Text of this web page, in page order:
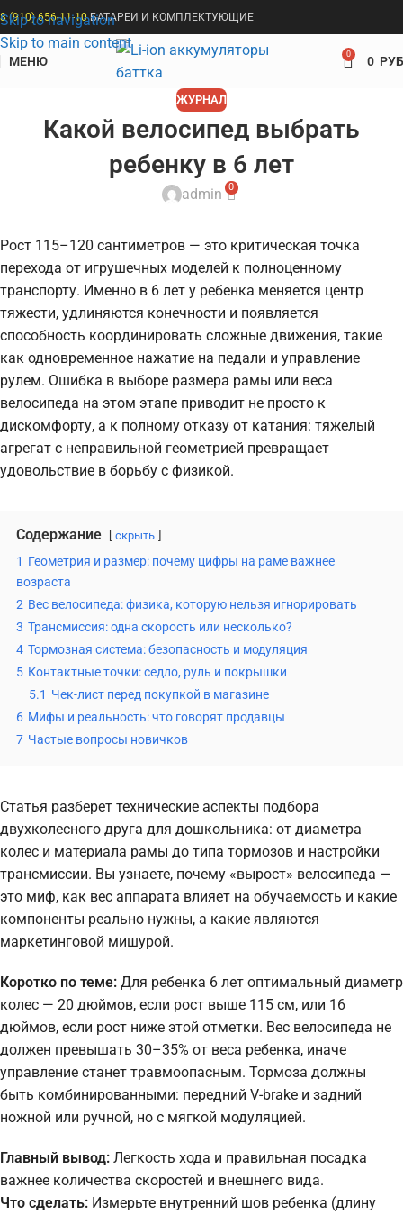
Skip to navigation
Skip to main content
8 (910) 656-11-10БАТАРЕИ И КОМПЛЕКТУЮЩИЕ
МЕНЮ 0 0
ЖУРНАЛ
Какой велосипед выбрать
ребенку в 6 лет
admin 0
Рост 115–120 сантиметров — это критическая точка
перехода от игрушечных моделей к полноценному
транспорту. Именно в 6 лет у ребенка меняется центр
тяжести, удлиняются конечности и появляется
способность координировать сложные движения, такие
как одновременное нажатие на педали и управление
рулем. Ошибка в выборе размера рамы или веса
велосипеда на этом этапе приводит не просто к
дискомфорту, а к полному отказу от катания: тяжелый
агрегат с неправильной геометрией превращает
удовольствие в борьбу с физикой.
Содержание скрыть
1 Геометрия и размер: почему цифры на раме важнее
возраста
2 Вес велосипеда: физика, которую нельзя игнорировать
3 Трансмиссия: одна скорость или несколько?
4 Тормозная система: безопасность и модуляция
5 Контактные точки: седло, руль и покрышки
5.1 Чек-лист перед покупкой в магазине
6 Мифы и реальность: что говорят продавцы
7 Частые вопросы новичков
Статья разберет технические аспекты подбора
двухколесного друга для дошкольника: от диаметра
колес и материала рамы до типа тормозов и настройки
трансмиссии. Вы узнаете, почему «вырост» велосипеда —
это миф, как вес аппарата влияет на обучаемость и какие
компоненты реально нужны, а какие являются
маркетинговой мишурой.
Коротко по теме: Для ребенка 6 лет оптимальный диаметр
колес — 20 дюймов, если рост выше 115 см, или 16
дюймов, если рост ниже этой отметки. Вес велосипеда не
должен превышать 30–35% от веса ребенка, иначе
управление станет травмоопасным. Тормоза должны
быть комбинированными: передний V-brake и задний
ножной или ручной, но с мягкой модуляцией.
Главный вывод: Легкость хода и правильная посадка
важнее количества скоростей и внешнего вида.
Что сделать: Измерьте внутренний шов ребенка (длину